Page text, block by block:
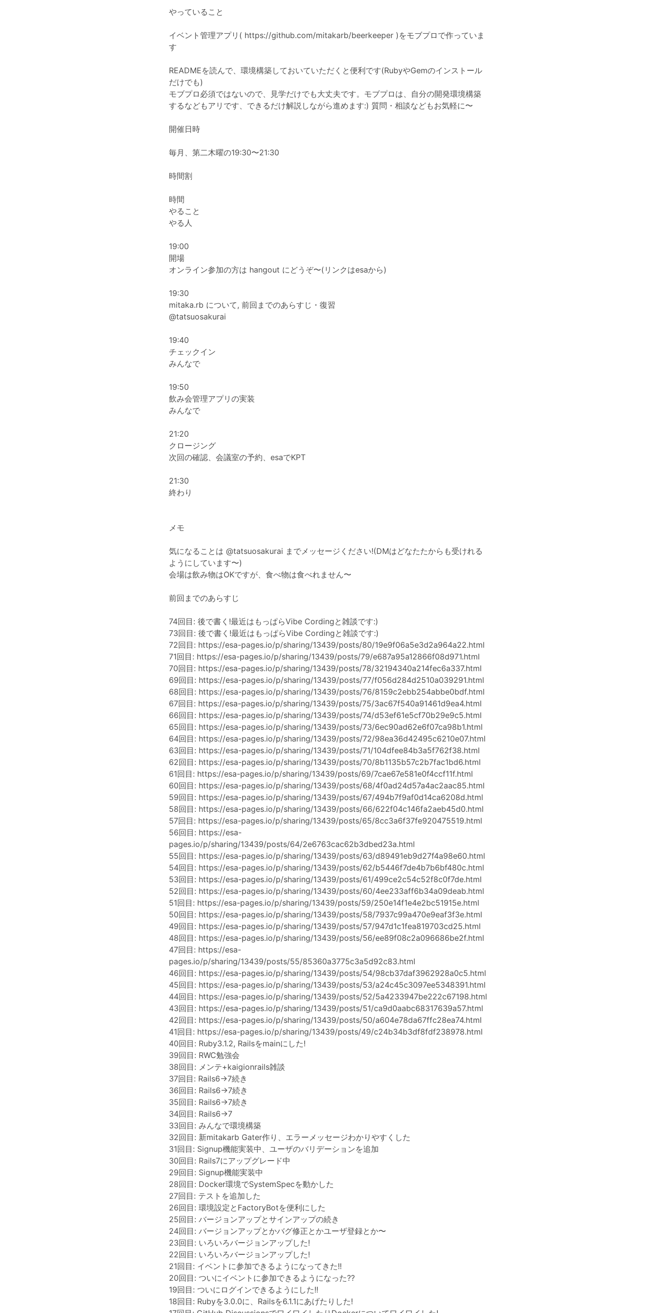
やっていること
イベント管理アプリ( https://github.com/mitakarb/beerkeeper )をモブプロで作っていま
す
READMEを読んで、環境構築しておいていただくと便利です(RubyやGemのインストール
だけでも)
モブプロ必須ではないので、見学だけでも大丈夫です。モブプロは、自分の開発環境構築
するなどもアリです、できるだけ解説しながら進めます:) 質問・相談などもお気軽に〜
開催日時
毎月、第二木曜の19:30〜21:30
時間割
時間
やること
やる人
19:00
開場
オンライン参加の方は hangout にどうぞ〜(リンクはesaから)
19:30
mitaka.rb について, 前回までのあらすじ・復習
@tatsuosakurai
19:40
チェックイン
みんなで
19:50
飲み会管理アプリの実装
みんなで
21:20
クロージング
次回の確認、会議室の予約、esaでKPT
21:30
終わり
メモ
気になることは @tatsuosakurai までメッセージください!(DMはどなたたからも受けれる
ようにしています〜)
会場は飲み物はOKですが、食べ物は食べれません〜
前回までのあらすじ
74回目: 後で書く!最近はもっぱらVibe Cordingと雑談です:)
73回目: 後で書く!最近はもっぱらVibe Cordingと雑談です:)
72回目: https://esa-pages.io/p/sharing/13439/posts/80/19e9f06a5e3d2a964a22.html
71回目: https://esa-pages.io/p/sharing/13439/posts/79/e687a95a12866f08d971.html
70回目: https://esa-pages.io/p/sharing/13439/posts/78/32194340a214fec6a337.html
69回目: https://esa-pages.io/p/sharing/13439/posts/77/f056d284d2510a039291.html
68回目: https://esa-pages.io/p/sharing/13439/posts/76/8159c2ebb254abbe0bdf.html
67回目: https://esa-pages.io/p/sharing/13439/posts/75/3ac67f540a91461d9ea4.html
66回目: https://esa-pages.io/p/sharing/13439/posts/74/d53ef61e5cf70b29e9c5.html
65回目: https://esa-pages.io/p/sharing/13439/posts/73/6ec90ad62e6f07ca98b1.html
64回目: https://esa-pages.io/p/sharing/13439/posts/72/98ea36d42495c6210e07.html
63回目: https://esa-pages.io/p/sharing/13439/posts/71/104dfee84b3a5f762f38.html
62回目: https://esa-pages.io/p/sharing/13439/posts/70/8b1135b57c2b7fac1bd6.html
61回目: https://esa-pages.io/p/sharing/13439/posts/69/7cae67e581e0f4ccf11f.html
60回目: https://esa-pages.io/p/sharing/13439/posts/68/4f0ad24d57a4ac2aac85.html
59回目: https://esa-pages.io/p/sharing/13439/posts/67/494b7f9af0d14ca6208d.html
58回目: https://esa-pages.io/p/sharing/13439/posts/66/622f04c146fa2aeb45d0.html
57回目: https://esa-pages.io/p/sharing/13439/posts/65/8cc3a6f37fe920475519.html
56回目: https://esa-
pages.io/p/sharing/13439/posts/64/2e6763cac62b3dbed23a.html
55回目: https://esa-pages.io/p/sharing/13439/posts/63/d89491eb9d27f4a98e60.html
54回目: https://esa-pages.io/p/sharing/13439/posts/62/b5446f7de4b7b6bf480c.html
53回目: https://esa-pages.io/p/sharing/13439/posts/61/499ce2c54c52f8c0f7de.html
52回目: https://esa-pages.io/p/sharing/13439/posts/60/4ee233aff6b34a09deab.html
51回目: https://esa-pages.io/p/sharing/13439/posts/59/250e14f1e4e2bc51915e.html
50回目: https://esa-pages.io/p/sharing/13439/posts/58/7937c99a470e9eaf3f3e.html
49回目: https://esa-pages.io/p/sharing/13439/posts/57/947d1c1fea819703cd25.html
48回目: https://esa-pages.io/p/sharing/13439/posts/56/ee89f08c2a096686be2f.html
47回目: https://esa-
pages.io/p/sharing/13439/posts/55/85360a3775c3a5d92c83.html
46回目: https://esa-pages.io/p/sharing/13439/posts/54/98cb37daf3962928a0c5.html
45回目: https://esa-pages.io/p/sharing/13439/posts/53/a24c45c3097ee5348391.html
44回目: https://esa-pages.io/p/sharing/13439/posts/52/5a4233947be222c67198.html
43回目: https://esa-pages.io/p/sharing/13439/posts/51/ca9d0aabc68317639a57.html
42回目: https://esa-pages.io/p/sharing/13439/posts/50/a604e78da67ffc28ea74.html
41回目: https://esa-pages.io/p/sharing/13439/posts/49/c24b34b3df8fdf238978.html
40回目: Ruby3.1.2, Railsをmainにした!
39回目: RWC勉強会
38回目: メンテ+kaigionrails雑談
37回目: Rails6->7続き
36回目: Rails6->7続き
35回目: Rails6->7続き
34回目: Rails6->7
33回目: みんなで環境構築
32回目: 新mitakarb Gater作り、エラーメッセージわかりやすくした
31回目: Signup機能実装中、ユーザのバリデーションを追加
30回目: Rails7にアップグレード中
29回目: Signup機能実装中
28回目: Docker環境でSystemSpecを動かした
27回目: テストを追加した
26回目: 環境設定とFactoryBotを便利にした
25回目: バージョンアップとサインアップの続き
24回目: バージョンアップとかバグ修正とかユーザ登録とか〜
23回目: いろいろバージョンアップした!
22回目: いろいろバージョンアップした!
21回目: イベントに参加できるようになってきた!!
20回目: ついにイベントに参加できるようになった??
19回目: ついにログインできるようにした!!
18回目: Rubyを3.0.0に、Railsを6.1.1にあげたりした!